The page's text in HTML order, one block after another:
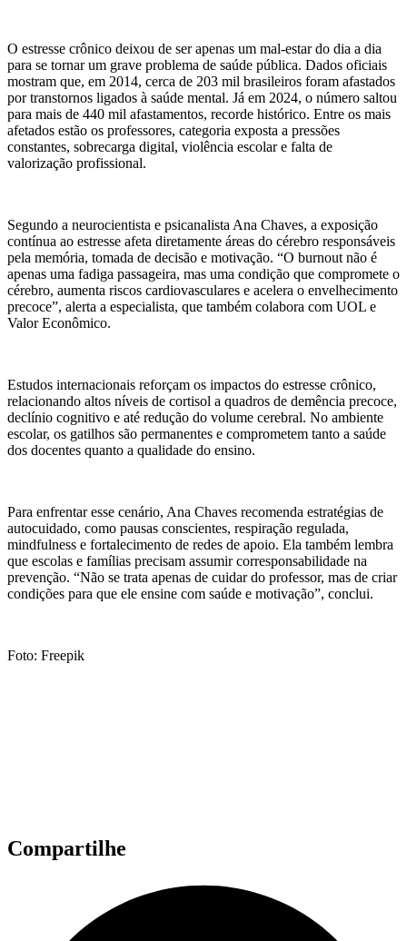
O estresse crônico deixou de ser apenas um mal-estar do dia a dia
para se tornar um grave problema de saúde pública. Dados oficiais
mostram que, em 2014, cerca de 203 mil brasileiros foram afastados
por transtornos ligados à saúde mental. Já em 2024, o número saltou
para mais de 440 mil afastamentos, recorde histórico. Entre os mais
afetados estão os professores, categoria exposta a pressões
constantes, sobrecarga digital, violência escolar e falta de
valorização profissional.
Segundo a neurocientista e psicanalista Ana Chaves, a exposição
contínua ao estresse afeta diretamente áreas do cérebro responsáveis
pela memória, tomada de decisão e motivação. “O burnout não é
apenas uma fadiga passageira, mas uma condição que compromete o
cérebro, aumenta riscos cardiovasculares e acelera o envelhecimento
precoce”, alerta a especialista, que também colabora com UOL e
Valor Econômico.
Estudos internacionais reforçam os impactos do estresse crônico,
relacionando altos níveis de cortisol a quadros de demência precoce,
declínio cognitivo e até redução do volume cerebral. No ambiente
escolar, os gatilhos são permanentes e comprometem tanto a saúde
dos docentes quanto a qualidade do ensino.
Para enfrentar esse cenário, Ana Chaves recomenda estratégias de
autocuidado, como pausas conscientes, respiração regulada,
mindfulness e fortalecimento de redes de apoio. Ela também lembra
que escolas e famílias precisam assumir corresponsabilidade na
prevenção. “Não se trata apenas de cuidar do professor, mas de criar
condições para que ele ensine com saúde e motivação”, conclui.
Foto: Freepik
Compartilhe